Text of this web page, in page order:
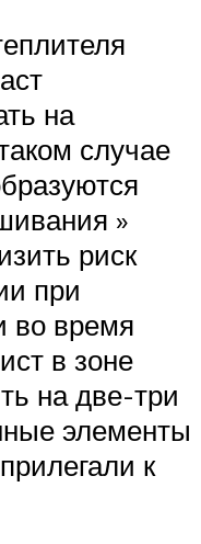
на
случае
»
риск
при
во время
в зоне
на две-три
элементы
к